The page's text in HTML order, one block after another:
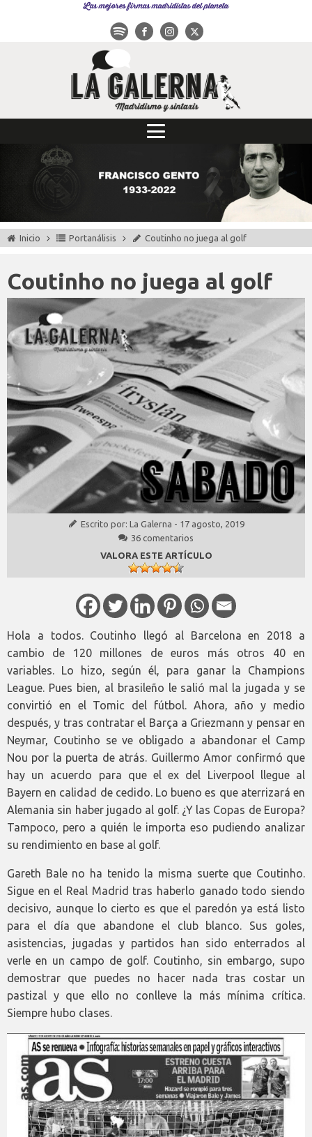
Las mejores firmas madridistas del planeta
Inicio Portanálisis Coutinho no juega al golf
Coutinho no juega al golf
Escrito por: La Galerna - 17 agosto, 2019
36 comentarios
VALORA ESTE ARTÍCULO
Hola a todos. Coutinho llegó al Barcelona en 2018 a
cambio de 120 millones de euros más otros 40 en
variables. Lo hizo, según él, para ganar la Champions
League. Pues bien, al brasileño le salió mal la jugada y se
convirtió en el Tomic del fútbol. Ahora, año y medio
después, y tras contratar el Barça a Griezmann y pensar en
Neymar, Coutinho se ve obligado a abandonar el Camp
Nou por la puerta de atrás. Guillermo Amor confirmó que
hay un acuerdo para que el ex del Liverpool llegue al
Bayern en calidad de cedido. Lo bueno es que aterrizará en
Alemania sin haber jugado al golf. ¿Y las Copas de Europa?
Tampoco, pero a quién le importa eso pudiendo analizar
su rendimiento en base al golf.
Gareth Bale no ha tenido la misma suerte que Coutinho.
Sigue en el Real Madrid tras haberlo ganado todo siendo
decisivo, aunque lo cierto es que el paredón ya está listo
para el día que abandone el club blanco. Sus goles,
asistencias, jugadas y partidos han sido enterrados al
verle en un campo de golf. Coutinho, sin embargo, supo
demostrar que puedes no hacer nada tras costar un
pastizal y que ello no conlleve la más mínima crítica.
Siempre hubo clases.